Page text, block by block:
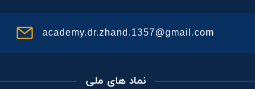
academy.dr.zhand.1357@gmail.com
نماد های ملی